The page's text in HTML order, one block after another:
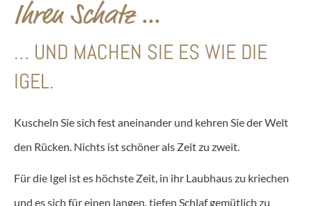
Ihren Schatz …
… UND MACHEN SIE ES WIE DIE
IGEL.
Kuscheln Sie sich fest aneinander und kehren Sie der Welt
den Rücken. Nichts ist schöner als Zeit zu zweit.
Für die Igel ist es höchste Zeit, in ihr Laubhaus zu kriechen
und es sich für einen langen, tiefen Schlaf gemütlich zu